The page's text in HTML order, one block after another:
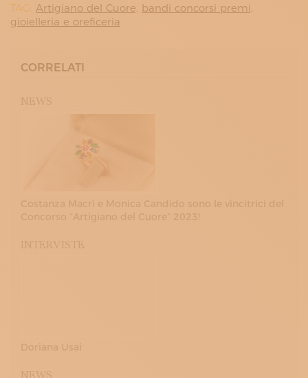
TAG: Artigiano del Cuore, bandi concorsi premi,
gioielleria e oreficeria
CORRELATI